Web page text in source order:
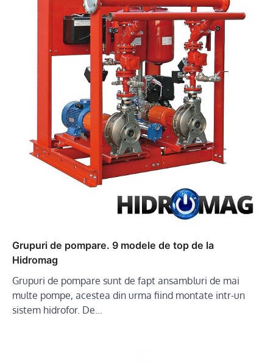
Grupuri de pompare. 9 modele de top de la
Hidromag
Grupuri de pompare sunt de fapt ansambluri de mai
multe pompe, acestea din urma fiind montate intr-un
sistem hidrofor. De…